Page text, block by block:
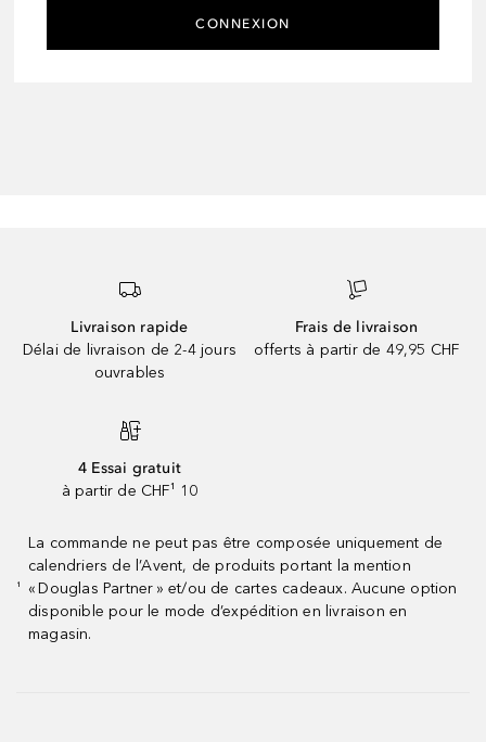
CONNEXION
Livraison rapide
Délai de livraison de 2-4 jours
ouvrables
Frais de livraison
offerts à partir de 49,95 CHF
4 Essai gratuit
à partir de CHF¹ 10
¹
La commande ne peut pas être composée uniquement de
calendriers de l’Avent, de produits portant la mention
« Douglas Partner » et/ou de cartes cadeaux. Aucune option
disponible pour le mode d’expédition en livraison en
magasin.